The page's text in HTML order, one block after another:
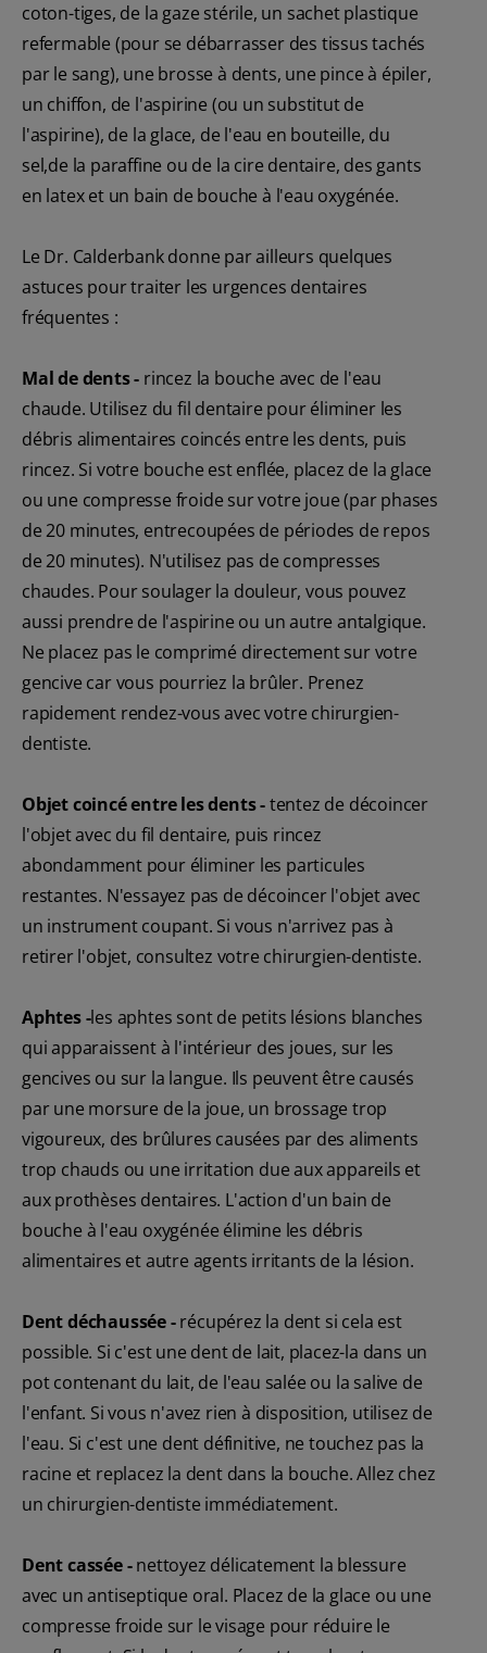
coton-tiges, de la gaze stérile, un sachet plastique
refermable (pour se débarrasser des tissus tachés
par le sang), une brosse à dents, une pince à épiler,
un chiffon, de l'aspirine (ou un substitut de
l'aspirine), de la glace, de l'eau en bouteille, du
sel,de la paraffine ou de la cire dentaire, des gants
en latex et un bain de bouche à l'eau oxygénée.
Le Dr. Calderbank donne par ailleurs quelques
astuces pour traiter les urgences dentaires
fréquentes :
Mal de dents - rincez la bouche avec de l'eau
chaude. Utilisez du fil dentaire pour éliminer les
débris alimentaires coincés entre les dents, puis
rincez. Si votre bouche est enflée, placez de la glace
ou une compresse froide sur votre joue (par phases
de 20 minutes, entrecoupées de périodes de repos
de 20 minutes). N'utilisez pas de compresses
chaudes. Pour soulager la douleur, vous pouvez
aussi prendre de l'aspirine ou un autre antalgique.
Ne placez pas le comprimé directement sur votre
gencive car vous pourriez la brûler. Prenez
rapidement rendez-vous avec votre chirurgien-
dentiste.
Objet coincé entre les dents -tentez de décoincer
l'objet avec du fil dentaire, puis rincez
abondamment pour éliminer les particules
restantes. N'essayez pas de décoincer l'objet avec
un instrument coupant. Si vous n'arrivez pas à
retirer l'objet, consultez votre chirurgien-dentiste.
Aphtes -les aphtes sont de petits lésions blanches
qui apparaissent à l'intérieur des joues, sur les
gencives ou sur la langue. Ils peuvent être causés
par une morsure de la joue, un brossage trop
vigoureux, des brûlures causées par des aliments
trop chauds ou une irritation due aux appareils et
aux prothèses dentaires. L'action d'un bain de
bouche à l'eau oxygénée élimine les débris
alimentaires et autre agents irritants de la lésion.
Dent déchaussée -récupérez la dent si cela est
possible. Si c'est une dent de lait, placez-la dans un
pot contenant du lait, de l'eau salée ou la salive de
l'enfant. Si vous n'avez rien à disposition, utilisez de
l'eau. Si c'est une dent définitive, ne touchez pas la
racine et replacez la dent dans la bouche. Allez chez
un chirurgien-dentiste immédiatement.
Dent cassée -nettoyez délicatement la blessure
avec un antiseptique oral. Placez de la glace ou une
compresse froide sur le visage pour réduire le